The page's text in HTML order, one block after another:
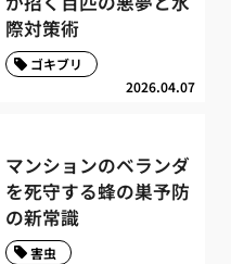
際対策術
2026.04.07
ゴキブリ
マンションのベランダ
を死守する蜂の巣予防
の新常識
害虫